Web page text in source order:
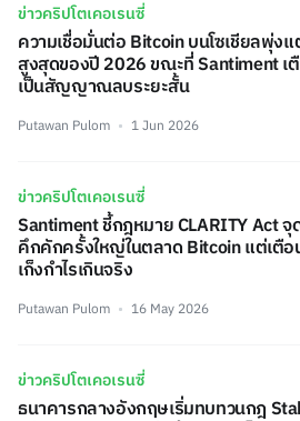
ข่าวคริปโตเคอเรนซี่
ความเชื่อมั่นต่อ Bitcoin บนโซเชียลพุ่งแ
สูงสุดของปี 2026 ขณะที่ Santiment เ
เป็นสัญญาณลบระยะสั้น
Putawan Pulom 1 Jun 2026
ข่าวคริปโตเคอเรนซี่
Santiment ชี้กฎหมาย CLARITY Act จุ
คึกคักครั้งใหญ่ในตลาด Bitcoin แต่เตือ
เก็งกำไรเกินจริง
Putawan Pulom 16 May 2026
ข่าวคริปโตเคอเรนซี่
ธนาคารกลางอังกฤษเริ่มทบทวนกฎ